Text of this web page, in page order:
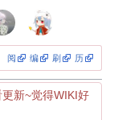
阅 编 刷 历
新~觉得WIKI好